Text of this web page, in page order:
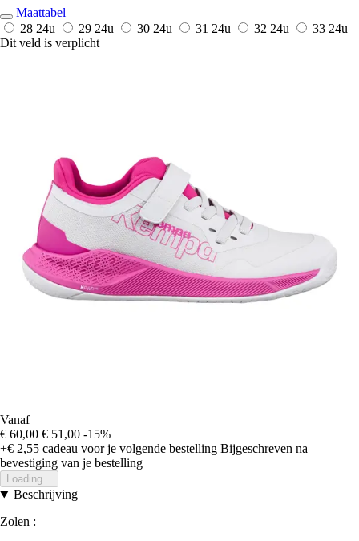
Maattabel
28 24u 29 24u 30 24u 31 24u 32 24u 33 24u
Dit veld is verplicht
Vanaf
€ 60,00 € 51,00 -15%
+€ 2,55 cadeau voor je volgende bestelling Bijgeschreven na
bevestiging van je bestelling
Loading...
Beschrijving
Zolen :